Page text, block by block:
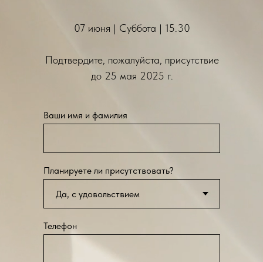
07 июня | Суббота | 15.30
Подтвердите, пожалуйста, присутствие
до 25 мая 2025 г.
Ваши имя и фамилия
Планируете ли присутствовать?
Телефон